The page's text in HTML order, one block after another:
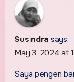
Susindra says:
May 3, 2024 at
Saya pengen